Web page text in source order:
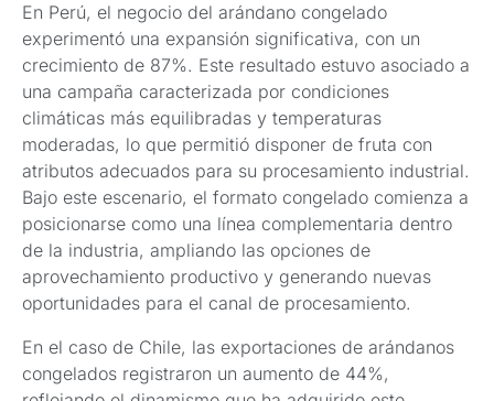
En Perú, el negocio del arándano congelado
experimentó una expansión significativa, con un
crecimiento de 87%. Este resultado estuvo asociado a
una campaña caracterizada por condiciones
climáticas más equilibradas y temperaturas
moderadas, lo que permitió disponer de fruta con
atributos adecuados para su procesamiento industrial.
Bajo este escenario, el formato congelado comienza a
posicionarse como una línea complementaria dentro
de la industria, ampliando las opciones de
aprovechamiento productivo y generando nuevas
oportunidades para el canal de procesamiento.
En el caso de Chile, las exportaciones de arándanos
congelados registraron un aumento de 44%,